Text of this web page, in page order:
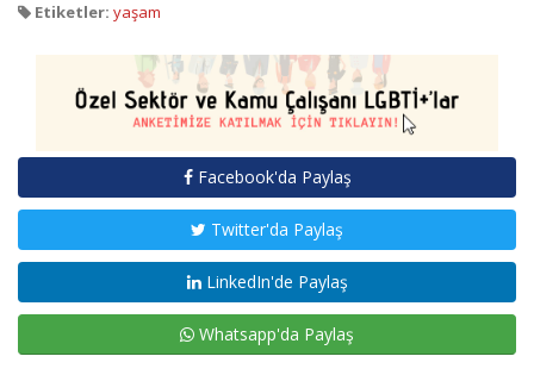
Etiketler: yaşam
Facebook'da Paylaş
Twitter'da Paylaş
LinkedIn'de Paylaş
Whatsapp'da Paylaş